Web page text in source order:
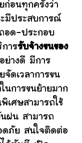
ก่อนทุกครั้งว่า
มีประสบการณ์
อด-ประกอบ
ารรับจ้างขนของ
ย่างดี มีการ
จัดเวลาการขน
นการขนย้ายมาก
เศษสามารถใช้
ฝน สามารถ
ดภัย สนใจติดต่อ